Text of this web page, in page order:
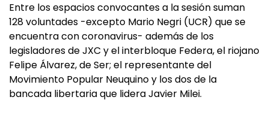
Entre los espacios convocantes a la sesión suman
128 voluntades -excepto Mario Negri (UCR) que se
encuentra con coronavirus- además de los
legisladores de JXC y el interbloque Federa, el riojano
Felipe Álvarez, de Ser; el representante del
Movimiento Popular Neuquino y los dos de la
bancada libertaria que lidera Javier Milei.